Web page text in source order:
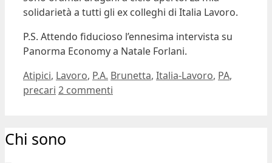
solidarietà a tutti gli ex colleghi di Italia Lavoro.
P.S. Attendo fiducioso l’ennesima intervista su
Panorma Economy a Natale Forlani.
Categorie
Atipici, Lavoro, P.A. Tag
Brunetta, Italia-Lavoro, PA,
precari 2 commenti
Chi sono